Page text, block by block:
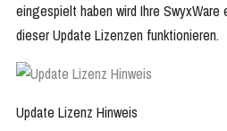
eingespielt haben wird Ihre
dieser Update Lizenzen funktionieren.
Update Lizenz Hinweis